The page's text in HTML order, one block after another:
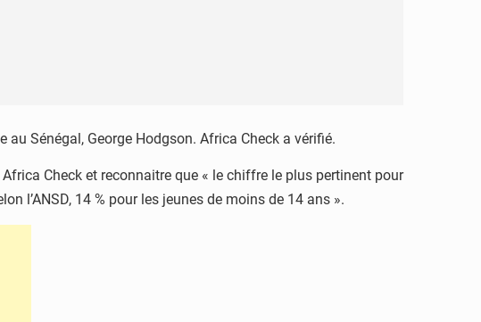
Sénégal, George Hodgson. Africa Check a vérifié.
Check et reconnaitre que « le chiffre le plus pertinent pour
l’ANSD, 14 % pour les jeunes de moins de 14 ans ».